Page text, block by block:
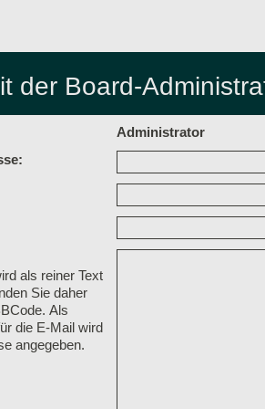
der Board-
Administrator
als reiner Text
Sie daher
Als
die E-Mail wird
angegeben.